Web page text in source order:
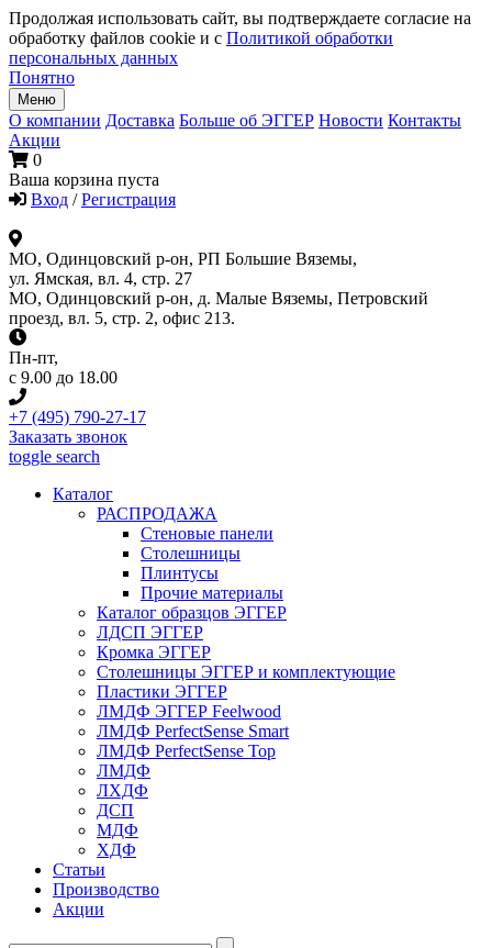
Продолжая использовать сайт, вы подтверждаете согласие на
обработку файлов cookie и с Политикой обработки
персональных данных
Понятно
Меню
О компании Доставка Больше об ЭГГЕР Новости Контакты
Акции
0
Ваша корзина пуста
Вход / Регистрация
МО, Одинцовский р-он, РП Большие Вяземы,
ул. Ямская, вл. 4, стр. 27
МО, Одинцовский р-он, д. Малые Вяземы, Петровский
проезд, вл. 5, стр. 2, офис 213.
Пн-пт,
с 9.00 до 18.00
+7 (495) 790-27-17
Заказать звонок
toggle search
Каталог
РАСПРОДАЖА
Стеновые панели
Столешницы
Плинтусы
Прочие материалы
Каталог образцов ЭГГЕР
ЛДСП ЭГГЕР
Кромка ЭГГЕР
Столешницы ЭГГЕР и комплектующие
Пластики ЭГГЕР
ЛМДФ ЭГГЕР Feelwood
ЛМДФ PerfectSense Smart
ЛМДФ PerfectSense Top
ЛМДФ
ЛХДФ
ДСП
МДФ
ХДФ
Статьи
Производство
Акции